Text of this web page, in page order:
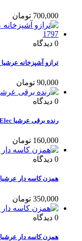
700,000 تومان
0 دیدگاه
ترازو آشپزخانه عرشیا ARSHIA...
90,000 تومان
0 دیدگاه
رنده برقی عرشیا ARSHIA Elec....
160,000 تومان
0 دیدگاه
همزن کاسه دار عرشیا ARSHIA Mixer...
350,000 تومان
0 دیدگاه
همزن کاسه دار عرشیا ARSHIA Mixer...